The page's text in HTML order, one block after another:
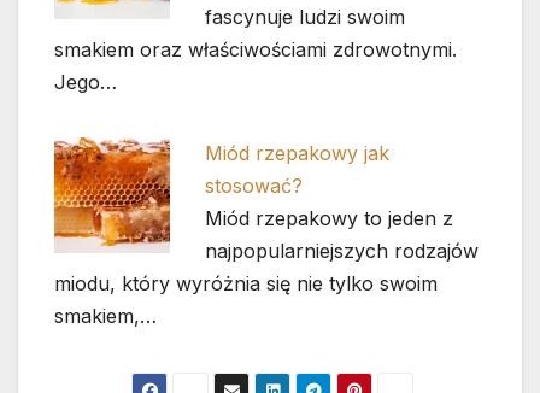
fascynuje ludzi swoim
smakiem oraz właściwościami zdrowotnymi.
Jego…
Miód rzepakowy jak
stosować?
Miód rzepakowy to jeden z
najpopularniejszych rodzajów
miodu, który wyróżnia się nie tylko swoim
smakiem,…